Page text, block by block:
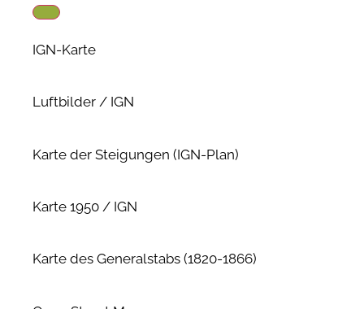
IGN-Karte
Luftbilder / IGN
Karte der Steigungen (IGN-Plan)
Karte 1950 / IGN
Karte des Generalstabs (1820-1866)